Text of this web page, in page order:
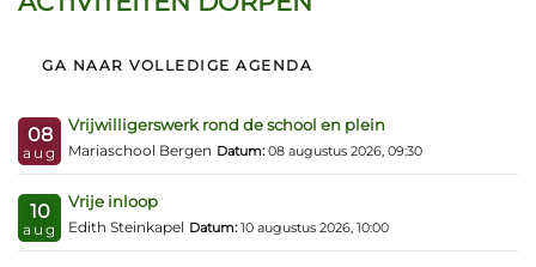
GA NAAR VOLLEDIGE AGENDA
08
aug
Vrijwilligerswerk rond de school en plein
Mariaschool Bergen Datum: 08 augustus 2026, 09:30
10
aug
Vrije inloop
Edith Steinkapel Datum: 10 augustus 2026, 10:00